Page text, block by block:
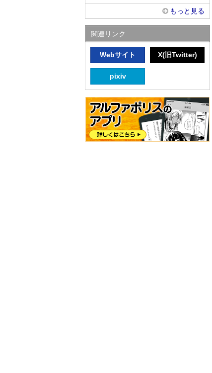
もっと見る
関連リンク
Webサイト X(旧Twitter)
pixiv